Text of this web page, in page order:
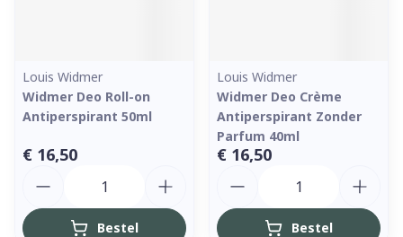
Louis Widmer
Widmer Deo Roll-on
Antiperspirant 50ml
€ 16,50
Bestel
Louis Widmer
Widmer Deo Crème
Antiperspirant Zonder
Parfum 40ml
€ 16,50
Bestel